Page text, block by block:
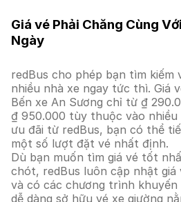
Giá vé Phải Chăng Cùng
Ngày
redBus cho phép bạn tìm kiếm
nhiều nhà xe ngay tức thì. Giá
Bến xe An Sương chỉ từ ₫
₫ 950.000 tùy thuộc vào
ưu đãi từ redBus, bạn có thể
một số lượt đặt vé nhất định.
Dù bạn muốn tìm giá vé tốt
chót, redBus luôn cập nhật
và có các chương trình khuyến
dễ dàng sở hữu vé xe giường